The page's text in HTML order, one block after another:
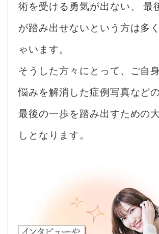
術を受ける勇気が出ない、
最
が踏み出せないという方は多
ゃいます。
そうした方々にとって、ご自
悩みを解消した症例写真など
最後の一歩を踏み出すための
しとなります。